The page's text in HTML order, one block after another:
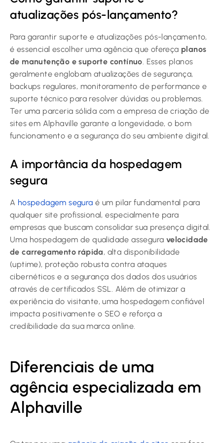
atualizações pós-lançamento?
Para garantir suporte e atualizações pós-lançamento,
é essencial escolher uma agência que ofereça planos
de manutenção e suporte contínuo. Esses planos
geralmente englobam atualizações de segurança,
backups regulares, monitoramento de performance e
suporte técnico para resolver dúvidas ou problemas.
Ter uma parceria sólida com a empresa de criação de
sites em Alphaville garante a longevidade, o bom
funcionamento e a segurança do seu ambiente digital.
A importância da hospedagem
segura
A hospedagem segura é um pilar fundamental para
qualquer site profissional, especialmente para
empresas que buscam consolidar sua presença digital.
Uma hospedagem de qualidade assegura velocidade
de carregamento rápida, alta disponibilidade
(uptime), proteção robusta contra ataques
cibernéticos e a segurança dos dados dos usuários
através de certificados SSL. Além de otimizar a
experiência do visitante, uma hospedagem confiável
impacta positivamente o SEO e reforça a
credibilidade da sua marca online.
Diferenciais de uma
agência especializada em
Alphaville